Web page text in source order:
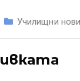
Училищни